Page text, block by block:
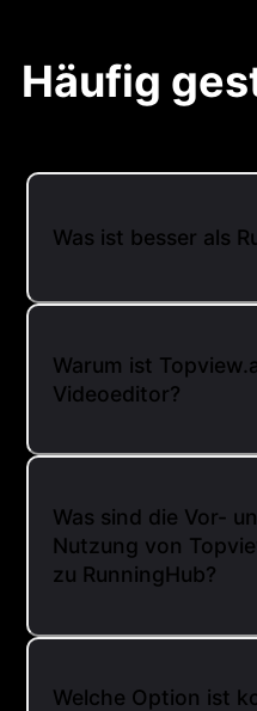
Häufig
Was ist besser als
Warum ist
Videoeditor?
Was sind die Vor-
Nutzung von
zu RunningHub?
Welche Option ist